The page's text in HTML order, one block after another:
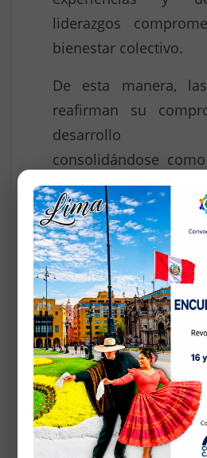
liderazgos
bienestar colectivo.
De esta manera,
reafirman su
desarrollo
consolidándose
en la construcción de
más inclusiva,
solidaria.
ENLACE DE INFORMACIÓN:
https://centrocoop.pe/
Galería de Fotos